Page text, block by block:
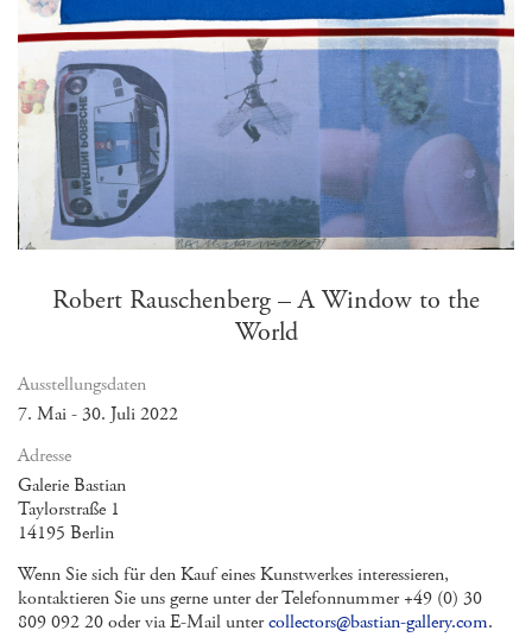
Robert Rauschenberg – A Window to the
World
Ausstellungsdaten
7. Mai - 30. Juli 2022
Adresse
Galerie Bastian
Taylorstraße 1
14195 Berlin
Wenn Sie sich für den Kauf eines Kunstwerkes interessieren,
kontaktieren Sie uns gerne unter der Telefonnummer +49 (0) 30
809 092 20 oder via E-Mail untercollectors@bastian-gallery.com.